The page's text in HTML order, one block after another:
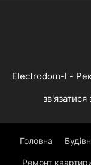
Electrodom-l -
зв'язатися
Головна
Ремонт